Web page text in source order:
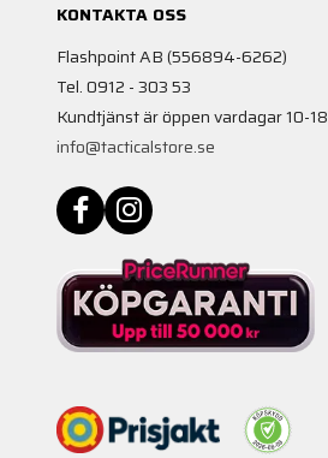
KONTAKTA OSS
Flashpoint AB (556894-6262)
Tel. 0912 - 303 53
Kundtjänst är öppen vardagar 10-18
info@tacticalstore.se